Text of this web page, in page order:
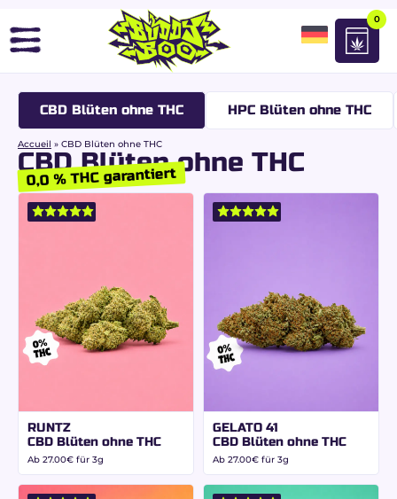
0
CBD Blüten ohne THC HPC Blüten ohne THC
Accueil » CBD Blüten ohne THC
CBD Blüten ohne THC
0,0 % THC garantiert
RUNTZ
CBD Blüten ohne THC
Ab 27.00€ für 3g
GELATO 41
CBD Blüten ohne THC
Ab 27.00€ für 3g